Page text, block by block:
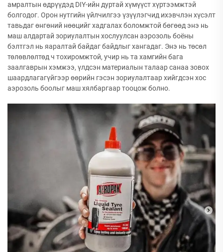
амралтын өдрүүдэд DIY-ийн дуртай хүмүүст хүртээмжтэй
болгодог. Орон нутгийн үйлчилгээ үзүүлэгчид ихэвчлэн хүсэлт
тавьдаг өнгөний нөөцийг хадгалах боломжтой бөгөөд энэ нь
маш алдартай зориулалтын хослуулсан аэрозоль боёны
бэлтгэл нь яаралтай байдаг байдлыг хангадаг. Энэ нь төсөл
төлөвлөлтөд ч тохиромжтой, учир нь та хамгийн бага
заалгаврын хэмжээ, үлдсэн материалын талаар санаа зовох
шаардлагагүйгээр өөрийн гэсэн зориулалтаар хийгдсэн хос
аэрозоль боолыг маш хялбаргаар тооцож болно.